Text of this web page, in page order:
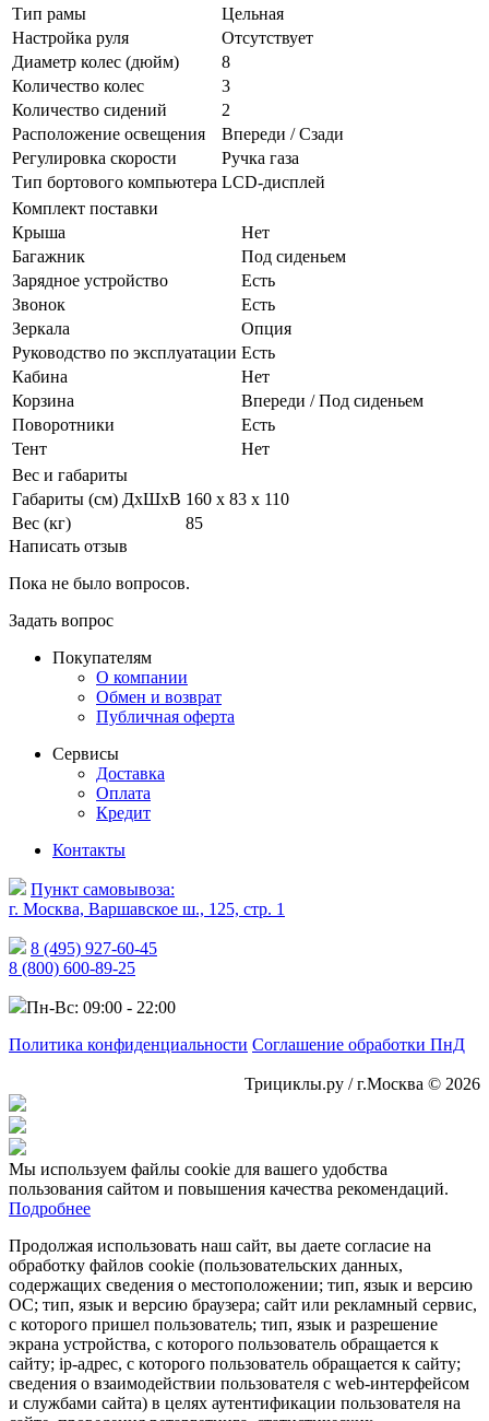
Тип рамы
Цельная
Настройка руля
Отсутствует
Диаметр колес (дюйм)
8
Количество колес
3
Количество сидений
2
Расположение освещения
Впереди / Сзади
Регулировка скорости
Ручка газа
Тип бортового компьютера LCD-дисплей
Комплект поставки
Крыша
Нет
Багажник
Под сиденьем
Зарядное устройство
Есть
Звонок
Есть
Зеркала
Опция
Руководство по эксплуатации Есть
Кабина
Нет
Корзина
Впереди / Под сиденьем
Поворотники
Есть
Тент
Нет
Вес и габариты
Габариты (см) ДxШxВ 160 х 83 х 110
Вес (кг)
85
Написать отзыв
Пока не было вопросов.
Задать вопрос
Покупателям
О компании
Обмен и возврат
Публичная оферта
Сервисы
Доставка
Оплата
Кредит
Контакты
Пункт самовывоза:
г. Москва, Варшавское ш., 125, стр. 1
8 (495) 927-60-45
8 (800) 600-89-25
Пн-Вс: 09:00 - 22:00
Политика конфиденциальности Соглашение обработки ПнД
Трициклы.ру / г.Москва © 2026
Мы используем файлы cookie для вашего удобства
пользования сайтом и повышения качества рекомендаций.
Подробнее
Продолжая использовать наш сайт, вы даете согласие на
обработку файлов cookie (пользовательских данных,
содержащих сведения о местоположении; тип, язык и версию
ОС; тип, язык и версию браузера; сайт или рекламный сервис,
с которого пришел пользователь; тип, язык и разрешение
экрана устройства, с которого пользователь обращается к
сайту; ip-адрес, с которого пользователь обращается к сайту;
сведения о взаимодействии пользователя с web-интерфейсом
и службами сайта) в целях аутентификации пользователя на